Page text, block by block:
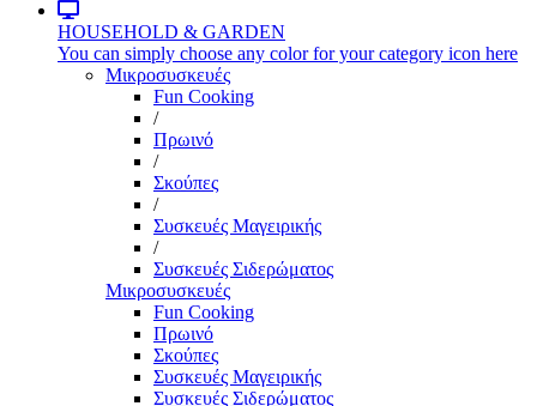
HOUSEHOLD & GARDEN
You can simply choose any color for your category icon here
Μικροσυσκευές
Fun Cooking
/
Πρωινό
/
Σκούπες
/
Συσκευές Μαγειρικής
/
Συσκευές Σιδερώματος
Μικροσυσκευές
Fun Cooking
Πρωινό
Σκούπες
Συσκευές Μαγειρικής
Συσκευές Σιδερώματος